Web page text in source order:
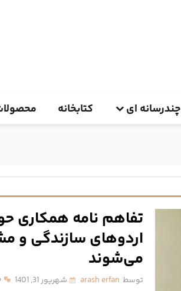
چندرسانه ای کتابخانه
تفاهم نامه همکاری
اردوهای سازندگی و
می‌شوند
توسط arash erfan شهریور 31, 1401